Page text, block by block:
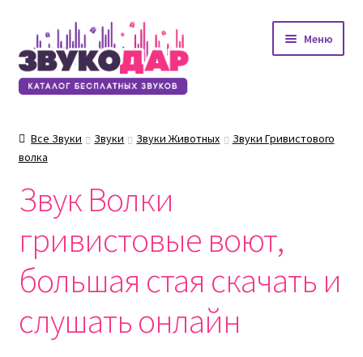
Перейти
к
навигации
Перейти
к
содержимому
Меню
Все Звуки Звуки Звуки Животных
Звуки Гривистового
волка
Звук Волки
гривистовые воют,
большая стая скачать и
слушать онлайн